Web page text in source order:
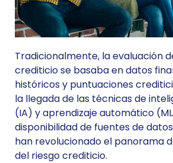
Tradicionalmente, la evaluación
crediticio se basaba en datos
históricos y puntuaciones
la llegada de las técnicas de
(IA) y aprendizaje automático
disponibilidad de fuentes de
han revolucionado el panorama
del riesgo crediticio.